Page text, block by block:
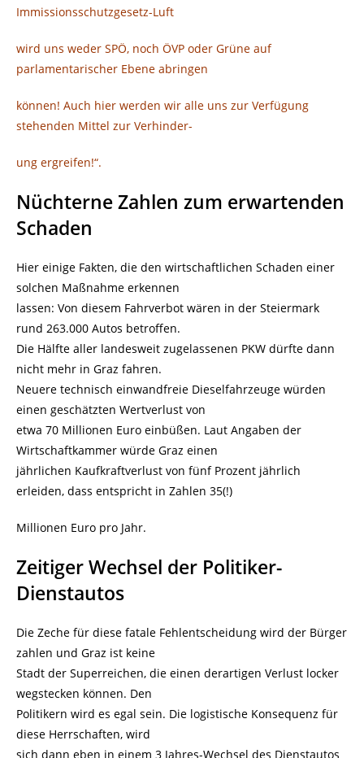
Immissionsschutzgesetz-Luft
wird uns weder SPÖ, noch ÖVP oder Grüne auf
parlamentarischer Ebene abringen
können! Auch hier werden wir alle uns zur Verfügung
stehenden Mittel zur Verhinder-
ung ergreifen!“.
Nüchterne Zahlen zum erwartenden
Schaden
Hier einige Fakten, die den wirtschaftlichen Schaden einer
solchen Maßnahme erkennen
lassen: Von diesem Fahrverbot wären in der Steiermark
rund 263.000 Autos betroffen.
Die Hälfte aller landesweit zugelassenen PKW dürfte dann
nicht mehr in Graz fahren.
Neuere technisch einwandfreie Dieselfahrzeuge würden
einen geschätzten Wertverlust von
etwa 70 Millionen Euro einbüßen. Laut Angaben der
Wirtschaftkammer würde Graz einen
jährlichen Kaufkraftverlust von fünf Prozent jährlich
erleiden, dass entspricht in Zahlen 35(!)
Millionen Euro pro Jahr.
Zeitiger Wechsel der Politiker-
Dienstautos
Die Zeche für diese fatale Fehlentscheidung wird der Bürger
zahlen und Graz ist keine
Stadt der Superreichen, die einen derartigen Verlust locker
wegstecken können. Den
Politikern wird es egal sein. Die logistische Konsequenz für
diese Herrschaften, wird
sich dann eben in einem 3 Jahres-Wechsel des Dienstautos